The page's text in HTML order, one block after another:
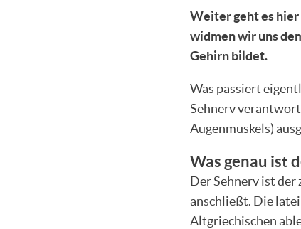
Weiter geht es hier
widmen wir uns
Gehirn bildet.
Was passiert
Sehnerv
Augenmuskels)
Was genau ist
Der Sehnerv ist
anschließt. Die
Altgriechischen